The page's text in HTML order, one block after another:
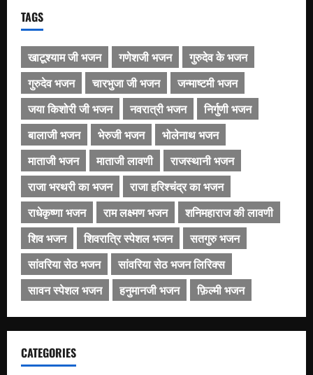
TAGS
खाटूश्याम जी भजन गणेशजी भजन
गुरुदेव के भजन
गुरुदेव भजन
चारभुजा जी भजन
जन्माष्टमी भजन
जया किशोरी जी भजन
नवरात्री भजन
निर्गुणी भजन
बालाजी भजन
भेरुजी भजन
भोलेनाथ भजन
माताजी भजन
माताजी लावणी
राजस्थानी भजन
राजा भरथरी का भजन
राजा हरिश्चंद्र का भजन
राधेकृष्णा भजन
राम लक्ष्मण भजन
शनिमहाराज की लावणी
शिव भजन
शिवरात्रि स्पेशल भजन
सतगुरु भजन
सांवरिया सेठ भजन
सांवरिया सेठ भजन लिरिक्स
सावन स्पेशल भजन
हनुमानजी भजन फ़िल्मी भजन
CATEGORIES